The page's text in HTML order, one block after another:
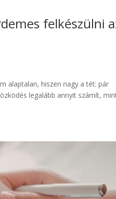
felkészülni
alaptalan, hiszen nagy a tét: pár
legalább annyit számít,